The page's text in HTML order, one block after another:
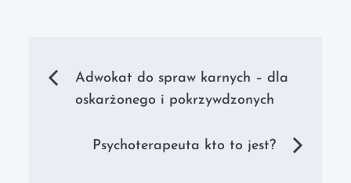
Nawigacja
Adwokat do spraw karnych – dla
oskarżonego i pokrzywdzonych
Psychoterapeuta kto to jest?